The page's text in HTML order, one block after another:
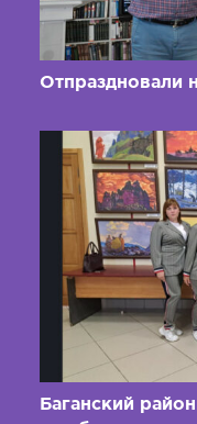
Отпраздновали
Баганский